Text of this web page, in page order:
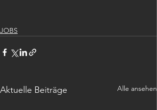
JOBS
Aktuelle Beiträge Alle ansehen